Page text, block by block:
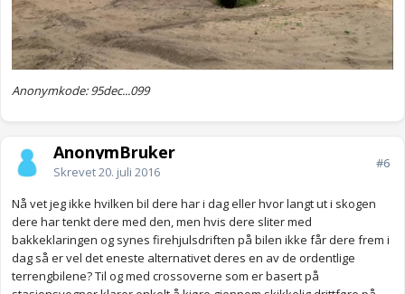
Anonymkode: 95dec...099
AnonymBruker
Skrevet20. juli 2016
#6
Nå vet jeg ikke hvilken bil dere har i dag eller hvor langt ut i skogen
dere har tenkt dere med den, men hvis dere sliter med
bakkeklaringen og synes firehjulsdriften på bilen ikke får dere frem i
dag så er vel det eneste alternativet deres en av de ordentlige
terrengbilene? Til og med crossoverne som er basert på